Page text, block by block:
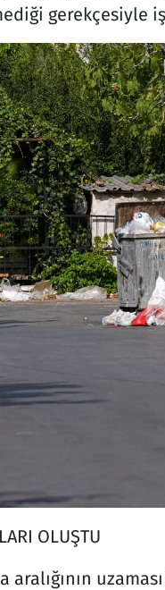
gerekçesiyle
OLUŞTU
aralığının